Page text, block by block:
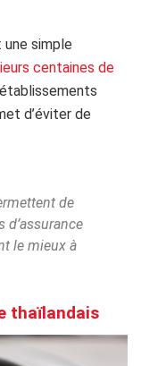
: une simple
centaines de
d’éviter de
de
le mieux à
thaïlandais